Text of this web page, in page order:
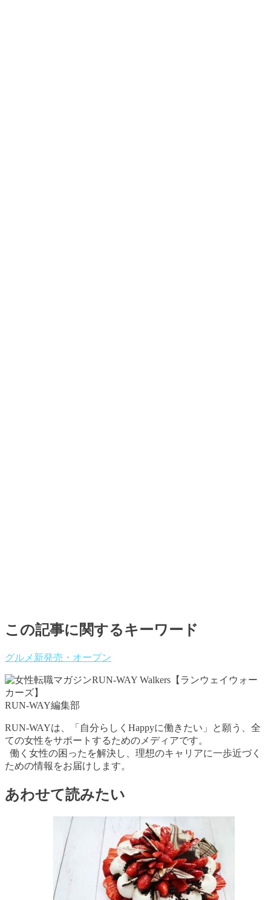
この記事に関するキーワード
グルメ 新発売・オープン
RUN-WAY編集部
RUN-WAYは、「自分らしくHappyに働きたい」と願う、全
ての女性をサポートするためのメディアです。
働く女性の困ったを解決し、理想のキャリアに一歩近づく
ための情報をお届けします。
あわせて読みたい